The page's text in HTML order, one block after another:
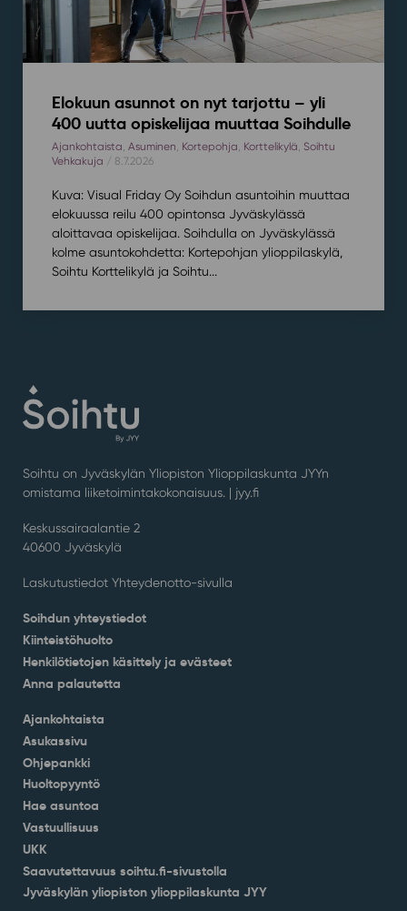
Elokuun asunnot on nyt tarjottu – yli
400 uutta opiskelijaa muuttaa Soihdulle
Ajankohtaista, Asuminen, Kortepohja, Korttelikylä, Soihtu
Vehkakuja / 8.7.2026
Kuva: Visual Friday Oy Soihdun asuntoihin muuttaa
elokuussa reilu 400 opintonsa Jyväskylässä
aloittavaa opiskelijaa. Soihdulla on Jyväskylässä
kolme asuntokohdetta: Kortepohjan ylioppilaskylä,
Soihtu Korttelikylä ja Soihtu...
Soihtu on Jyväskylän Yliopiston Ylioppilaskunta JYYn
omistama liiketoimintakokonaisuus. | jyy.fi
Keskussairaalantie 2
40600 Jyväskylä
Laskutustiedot Yhteydenotto-sivulla
Soihdun yhteystiedot
Kiinteistöhuolto
Henkilötietojen käsittely ja evästeet
Anna palautetta
Ajankohtaista
Asukassivu
Ohjepankki
Huoltopyyntö
Hae asuntoa
Vastuullisuus
UKK
Saavutettavuus soihtu.fi-sivustolla
Jyväskylän yliopiston ylioppilaskunta JYY